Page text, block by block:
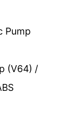
Pump
(V64) /